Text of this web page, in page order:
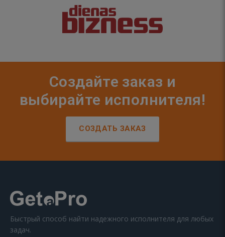
Создайте заказ и
выбирайте исполнителя!
СОЗДАТЬ ЗАКАЗ
Быстрый способ найти надежного исполнителя для любых
задач.